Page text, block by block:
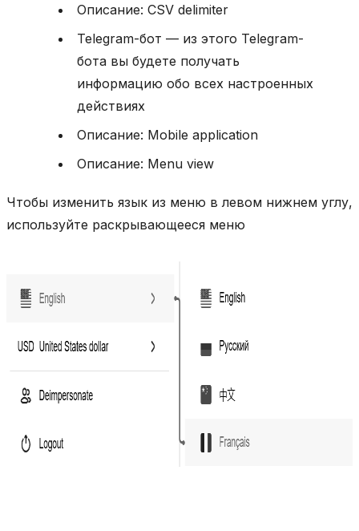
Описание: CSV delimiter
Telegram-бот — из этого Telegram-
бота вы будете получать
информацию обо всех настроенных
действиях
Описание: Mobile application
Описание: Menu view
Чтобы изменить язык из меню в левом нижнем углу,
используйте раскрывающееся меню